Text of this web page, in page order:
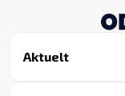
Aktuelt